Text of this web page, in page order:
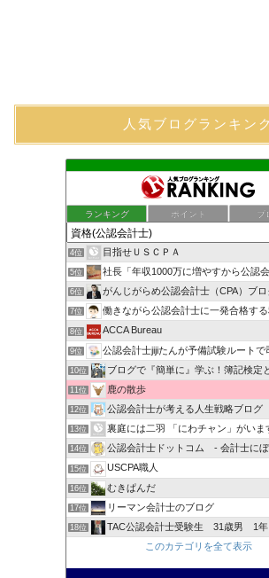
人気ブログランキン
ランキング ポイント
4位 目指せＵＳＣＰＡ
5位 社長「年収1000万に増やすから公認会
6位 がんじがらめ公認会計士（CPA）ブロ
7位 働きながら公認会計士に一発合格す
8位 ACCA Bureau
9位 公認会計士jijiたんが予備試験ルートで司法試
10位 ブログで『簡単に』学ぶ！簿記検定と税理士試験＆
11位 鹿の散歩
12位 公認会計士が考える人生戦略ブログ
13位 裏庭には二羽 「にわチャン」がいま
14位 公認会計士ドットコム - 会計士にぼしの
15位 USCPA職人
16位 むきぱんだ
17位 リーマン会計士のブログ
18位
TAC公認会計士受験生 31歳男 1
このカテゴリを全て表示